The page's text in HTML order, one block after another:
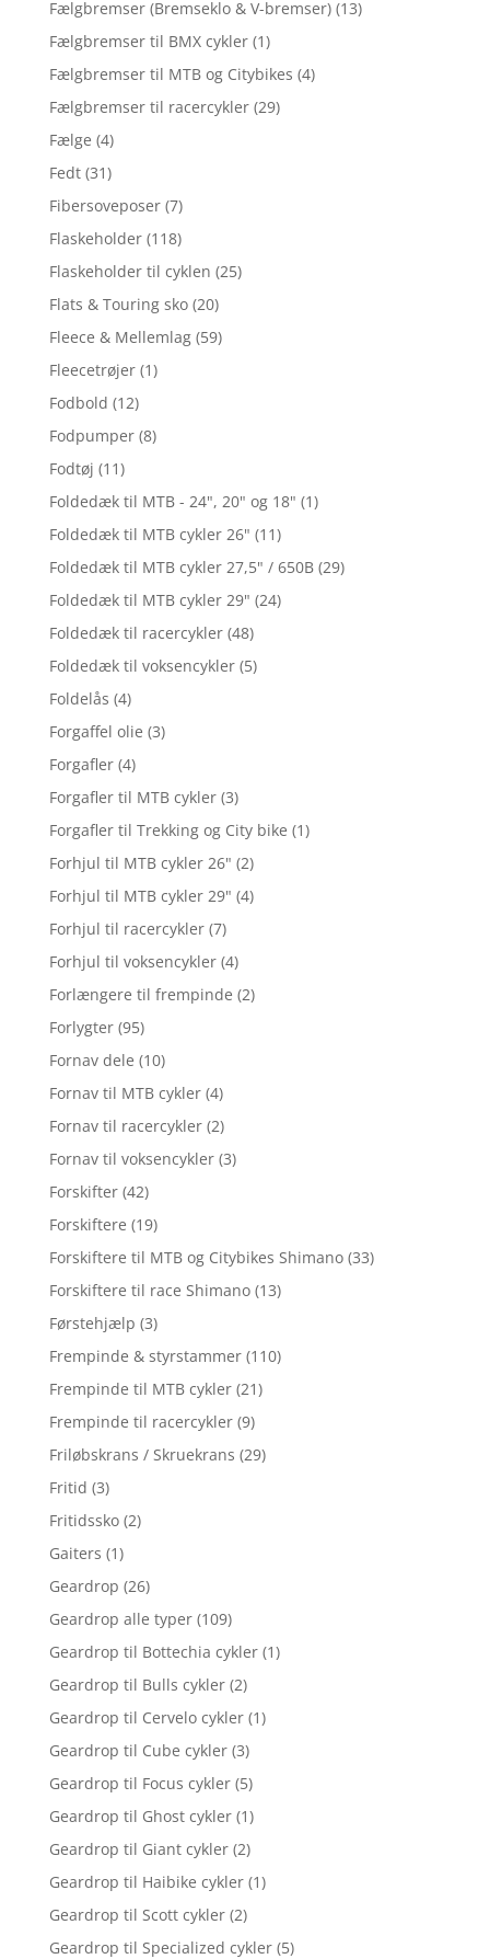
Fælgbremser (Bremseklo & V-bremser) (13)
Fælgbremser til BMX cykler (1)
Fælgbremser til MTB og Citybikes (4)
Fælgbremser til racercykler (29)
Fælge (4)
Fedt (31)
Fibersoveposer (7)
Flaskeholder (118)
Flaskeholder til cyklen (25)
Flats & Touring sko (20)
Fleece & Mellemlag (59)
Fleecetrøjer (1)
Fodbold (12)
Fodpumper (8)
Fodtøj (11)
Foldedæk til MTB - 24", 20" og 18" (1)
Foldedæk til MTB cykler 26" (11)
Foldedæk til MTB cykler 27,5" / 650B (29)
Foldedæk til MTB cykler 29" (24)
Foldedæk til racercykler (48)
Foldedæk til voksencykler (5)
Foldelås (4)
Forgaffel olie (3)
Forgafler (4)
Forgafler til MTB cykler (3)
Forgafler til Trekking og City bike (1)
Forhjul til MTB cykler 26" (2)
Forhjul til MTB cykler 29" (4)
Forhjul til racercykler (7)
Forhjul til voksencykler (4)
Forlængere til frempinde (2)
Forlygter (95)
Fornav dele (10)
Fornav til MTB cykler (4)
Fornav til racercykler (2)
Fornav til voksencykler (3)
Forskifter (42)
Forskiftere (19)
Forskiftere til MTB og Citybikes Shimano (33)
Forskiftere til race Shimano (13)
Førstehjælp (3)
Frempinde & styrstammer (110)
Frempinde til MTB cykler (21)
Frempinde til racercykler (9)
Friløbskrans / Skruekrans (29)
Fritid (3)
Fritidssko (2)
Gaiters (1)
Geardrop (26)
Geardrop alle typer (109)
Geardrop til Bottechia cykler (1)
Geardrop til Bulls cykler (2)
Geardrop til Cervelo cykler (1)
Geardrop til Cube cykler (3)
Geardrop til Focus cykler (5)
Geardrop til Ghost cykler (1)
Geardrop til Giant cykler (2)
Geardrop til Haibike cykler (1)
Geardrop til Scott cykler (2)
Geardrop til Specialized cykler (5)